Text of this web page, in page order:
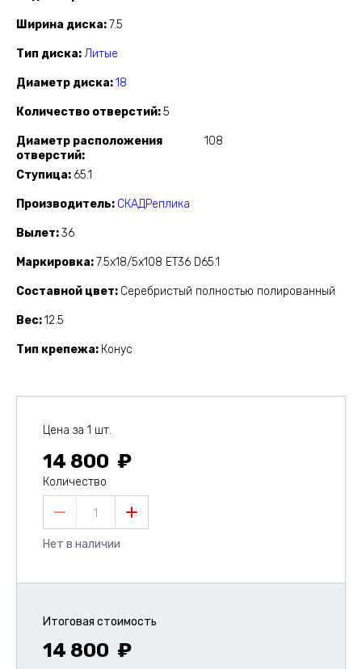
Ширина диска 7.5
Тип диска Литые
Диаметр диска 18
Количество отверстий 5
Диаметр расположения
отверстий
108
Ступица 65.1
Производитель СКАДРеплика
Вылет 36
Маркировка 7.5x18/5x108 ET36 D65.1
Составной цвет Серебристый полностью полированный
Вес 12.5
Тип крепежа Конус
Цена за 1 шт.
14 800
Количество
1
Нет в наличии
Итоговая стоимость
14 800